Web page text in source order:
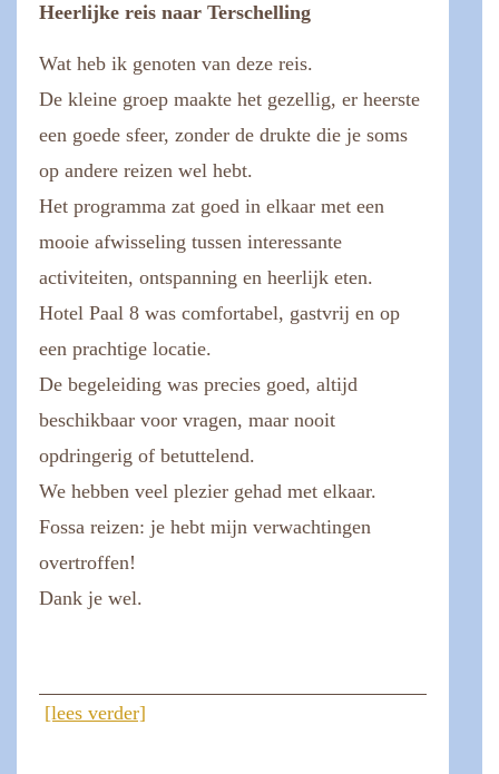
Heerlijke reis naar Terschelling
Wat heb ik genoten van deze reis.
De kleine groep maakte het gezellig, er heerste
een goede sfeer, zonder de drukte die je soms
op andere reizen wel hebt.
Het programma zat goed in elkaar met een
mooie afwisseling tussen interessante
activiteiten, ontspanning en heerlijk eten.
Hotel Paal 8 was comfortabel, gastvrij en op
een prachtige locatie.
De begeleiding was precies goed, altijd
beschikbaar voor vragen, maar nooit
opdringerig of betuttelend.
We hebben veel plezier gehad met elkaar.
Fossa reizen: je hebt mijn verwachtingen
overtroffen!
Dank je wel.
[lees verder]